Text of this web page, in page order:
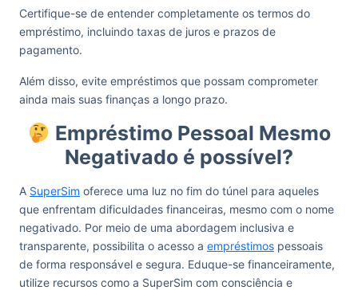
Certifique-se de entender completamente os termos do
empréstimo, incluindo taxas de juros e prazos de
pagamento.
Além disso, evite empréstimos que possam comprometer
ainda mais suas finanças a longo prazo.
Empréstimo Pessoal Mesmo
Negativado é possível?
A SuperSim oferece uma luz no fim do túnel para aqueles
que enfrentam dificuldades financeiras, mesmo com o nome
negativado. Por meio de uma abordagem inclusiva e
transparente, possibilita o acesso a empréstimos pessoais
de forma responsável e segura. Eduque-se financeiramente,
utilize recursos como a SuperSim com consciência e